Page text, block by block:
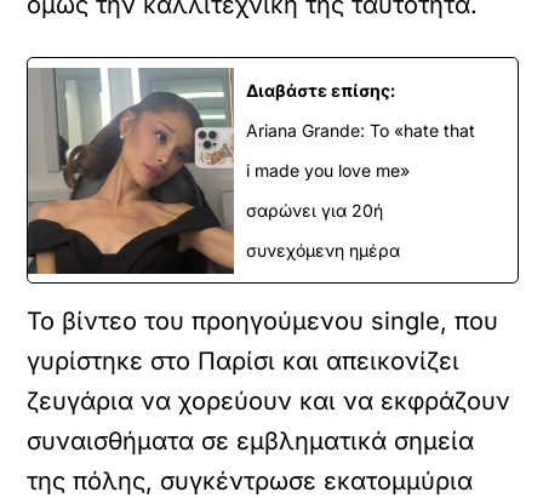
Διαβάστε επίσης:
Ariana Grande: Το «hate that
i made you love me»
σαρώνει για 20ή
συνεχόμενη ημέρα
Το βίντεο του προηγούμενου single, που
γυρίστηκε στο Παρίσι και απεικονίζει
ζευγάρια να χορεύουν και να εκφράζουν
συναισθήματα σε εμβληματικά σημεία
της πόλης, συγκέντρωσε εκατομμύρια